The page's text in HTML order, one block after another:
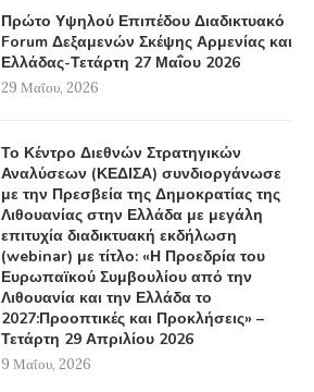
Πρώτο Υψηλού Επιπέδου Διαδικτυακό
Forum Δεξαμενών Σκέψης Αρμενίας και
Ελλάδας-Τετάρτη 27 Μαΐου 2026
29 Μαΐου, 2026
Το Κέντρο Διεθνών Στρατηγικών
Αναλύσεων (ΚΕΔΙΣΑ) συνδιοργάνωσε
με την Πρεσβεία της Δημοκρατίας της
Λιθουανίας στην Ελλάδα με μεγάλη
επιτυχία διαδικτυακή εκδήλωση
(webinar) με τίτλο: «Η Προεδρία του
Ευρωπαϊκού Συμβουλίου από την
Λιθουανία και την Ελλάδα το
2027:Προοπτικές και Προκλήσεις» –
Τετάρτη 29 Απριλίου 2026
9 Μαΐου, 2026